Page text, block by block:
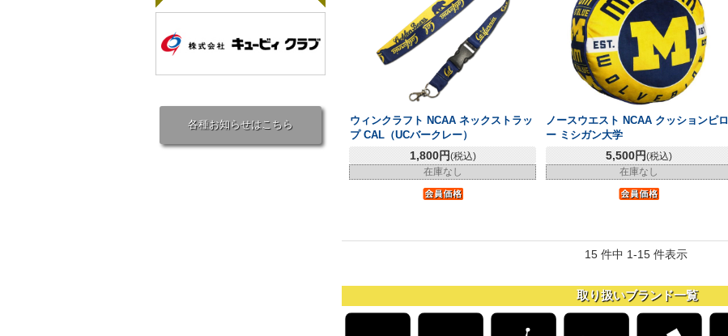
各種お知らせはこちら
ウィンクラフト NCAA ネックストラッ
プ CAL（UCバークレー）
1,800円(税込)
在庫なし
ノースウエスト NCAA クッションピロ
ー ミシガン大学
5,500円(税込)
在庫なし
15 件中 1-15 件表示
取り扱いブランド一覧